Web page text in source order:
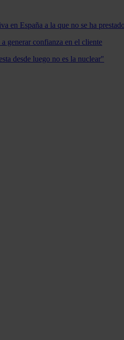
en España a la que no se ha
generar confianza en el cliente
desde luego no es la nuclear"